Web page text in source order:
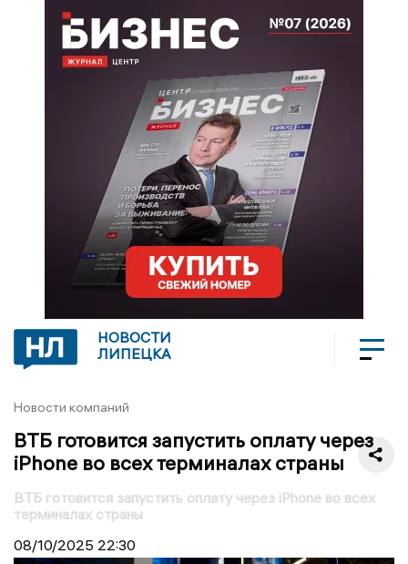
НОВОСТИ
ЛИПЕЦКА
Новости компаний
ВТБ готовится запустить оплату через
iPhone во всех терминалах страны
ВТБ готовится запустить оплату через iPhone во всех
терминалах страны
08/10/2025 22:30